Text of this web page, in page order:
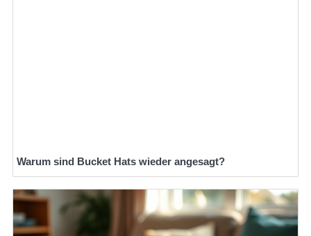
Warum sind Bucket Hats wieder angesagt?